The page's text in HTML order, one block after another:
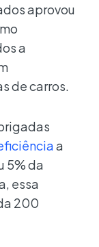
aprovou
a
de carros.
a
5% da
essa
200